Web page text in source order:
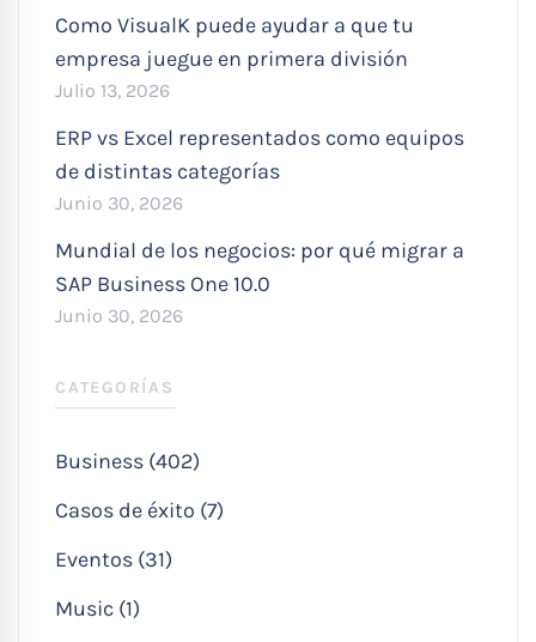
Como VisualK puede ayudar a que tu
empresa juegue en primera división
Julio 13, 2026
ERP vs Excel representados como equipos
de distintas categorías
Junio 30, 2026
Mundial de los negocios: por qué migrar a
SAP Business One 10.0
Junio 30, 2026
CATEGORÍAS
Business (402)
Casos de éxito (7)
Eventos (31)
Music (1)